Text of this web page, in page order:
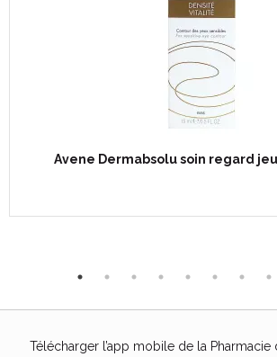
Avene Dermabsolu soin regard
Télécharger l’app mobile de la